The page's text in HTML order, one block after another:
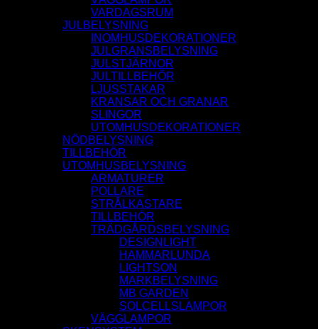
VARDAGSRUM
JULBELYSNING
INOMHUSDEKORATIONER
JULGRANSBELYSNING
JULSTJÄRNOR
JULTILLBEHÖR
LJUSSTAKAR
KRANSAR OCH GRANAR
SLINGOR
UTOMHUSDEKORATIONER
NÖDBELYSNING
TILLBEHÖR
UTOMHUSBELYSNING
ARMATURER
POLLARE
STRÅLKASTARE
TILLBEHÖR
TRÄDGÅRDSBELYSNING
DESIGNLIGHT
HAMMARLUNDA
LIGHTSON
MARKBELYSNING
MB GARDEN
SOLCELLSLAMPOR
VÄGGLAMPOR